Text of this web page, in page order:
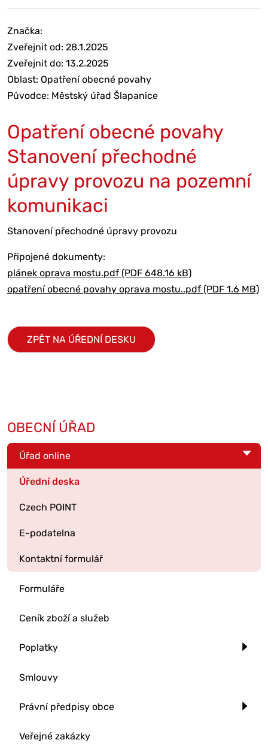
Značka:
Zveřejnit od: 28.1.2025
Zveřejnit do: 13.2.2025
Oblast: Opatření obecné povahy
Původce: Městský úřad Šlapanice
Opatření obecné povahy
Stanovení přechodné
úpravy provozu na pozemní
komunikaci
Stanovení přechodné úpravy provozu
Připojené dokumenty:
plánek oprava mostu.pdf (PDF 648.16 kB)
opatření obecné povahy oprava mostu..pdf (PDF 1.6 MB)
ZPĚT NA ÚŘEDNÍ DESKU
OBECNÍ ÚŘAD
Úřad online
Úřední deska
Czech POINT
E-podatelna
Kontaktní formulář
Formuláře
Ceník zboží a služeb
Poplatky
Smlouvy
Právní předpisy obce
Veřejné zakázky